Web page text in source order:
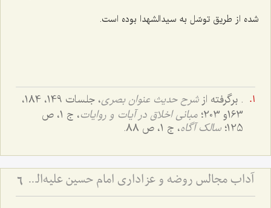
شده از طریق توسّل به سیدالشهدا بوده است.
. برگرفته از شرح حدیث عنوان بصری
، جلسات 149، 184،
163و 203؛
مبانی اخلاق در آیات و روایات
، ج 1، ص
125؛ سالک آگاه، ج 1، ص 88.
آداب مجالس روضه و عزاداری امام حسین علیه‌السلام - و توصیه‌های بزرگان دربارۀ ماه‌های محرّم و صفر 6